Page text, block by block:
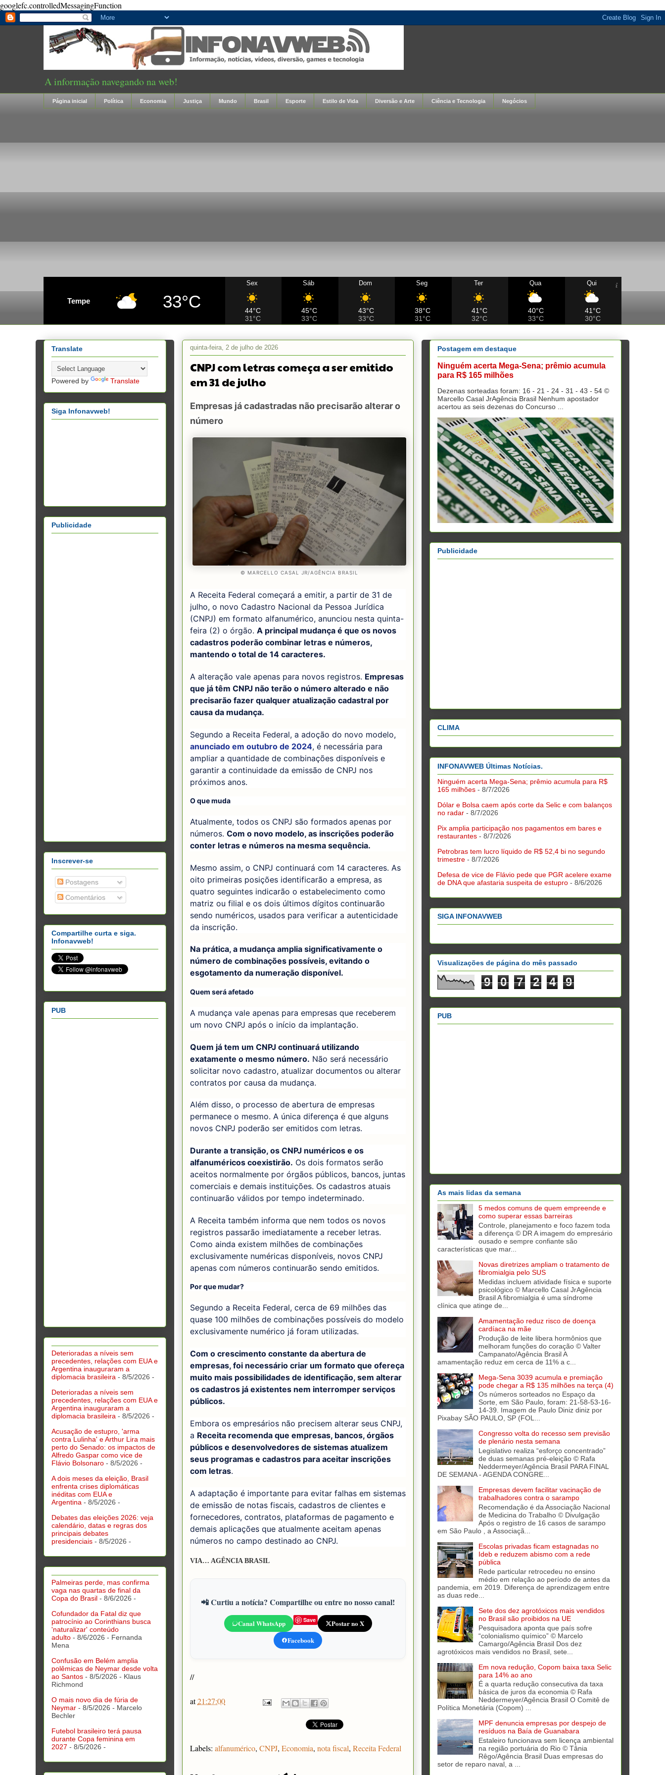
googlefc.controlledMessagingFunction
A informação navegando na web!
Página inicial Política Economia Justiça Mundo Brasil Esporte Estilo de Vida Diversão e Arte Ciência e Tecnologia Negócios
Tempe 33°C
Sex
44°C
31°C
Sáb
45°C
33°C
Dom
43°C
33°C
Seg
38°C
31°C
Ter
41°C
32°C
Qua
40°C
33°C
Qui
41°C
30°C
quinta-feira, 2 de julho de 2026
CNPJ com letras começa a ser emitido
em 31 de julho
Empresas já cadastradas não precisarão alterar o
número
© MARCELLO CASAL JR/AGÊNCIA BRASIL
A Receita Federal começará a emitir, a partir de 31 de
julho, o novo Cadastro Nacional da Pessoa Jurídica
(CNPJ) em formato alfanumérico, anunciou nesta quinta-
feira (2) o órgão. A principal mudança é que os novos
cadastros poderão combinar letras e números,
mantendo o total de 14 caracteres.
A alteração vale apenas para novos registros. Empresas
que já têm CNPJ não terão o número alterado e não
precisarão fazer qualquer atualização cadastral por
causa da mudança.
Segundo a Receita Federal, a adoção do novo modelo,
anunciado em outubro de 2024, é necessária para
ampliar a quantidade de combinações disponíveis e
garantir a continuidade da emissão de CNPJ nos
próximos anos.
O que muda
Atualmente, todos os CNPJ são formados apenas por
números. Com o novo modelo, as inscrições poderão
conter letras e números na mesma sequência.
Mesmo assim, o CNPJ continuará com 14 caracteres. As
oito primeiras posições identificarão a empresa, as
quatro seguintes indicarão o estabelecimento como
matriz ou filial e os dois últimos dígitos continuarão
sendo numéricos, usados para verificar a autenticidade
da inscrição.
Na prática, a mudança amplia significativamente o
número de combinações possíveis, evitando o
esgotamento da numeração disponível.
Quem será afetado
A mudança vale apenas para empresas que receberem
um novo CNPJ após o início da implantação.
Quem já tem um CNPJ continuará utilizando
exatamente o mesmo número. Não será necessário
solicitar novo cadastro, atualizar documentos ou alterar
contratos por causa da mudança.
Além disso, o processo de abertura de empresas
permanece o mesmo. A única diferença é que alguns
novos CNPJ poderão ser emitidos com letras.
Durante a transição, os CNPJ numéricos e os
alfanuméricos coexistirão. Os dois formatos serão
aceitos normalmente por órgãos públicos, bancos, juntas
comerciais e demais instituições. Os cadastros atuais
continuarão válidos por tempo indeterminado.
A Receita também informa que nem todos os novos
registros passarão imediatamente a receber letras.
Como ainda existem milhões de combinações
exclusivamente numéricas disponíveis, novos CNPJ
apenas com números continuarão sendo emitidos.
Por que mudar?
Segundo a Receita Federal, cerca de 69 milhões das
quase 100 milhões de combinações possíveis do modelo
exclusivamente numérico já foram utilizadas.
Com o crescimento constante da abertura de
empresas, foi necessário criar um formato que ofereça
muito mais possibilidades de identificação, sem alterar
os cadastros já existentes nem interromper serviços
públicos.
Embora os empresários não precisem alterar seus CNPJ,
a Receita recomenda que empresas, bancos, órgãos
públicos e desenvolvedores de sistemas atualizem
seus programas e cadastros para aceitar inscrições
com letras.
A adaptação é importante para evitar falhas em sistemas
de emissão de notas fiscais, cadastros de clientes e
fornecedores, contratos, plataformas de pagamento e
demais aplicações que atualmente aceitam apenas
números no campo destinado ao CNPJ.
VIA… AGÊNCIA BRASIL
📲 Curtiu a notícia? Compartilhe ou entre no nosso canal!
Canal WhatsApp Save
Postar no X
Facebook
//
at21:27:00
Labels: alfanumérico, CNPJ, Economia, nota fiscal, Receita Federal
Translate
Powered by Translate
Siga Infonavweb!
Publicidade
Inscrever-se
Postagens
Comentários
Compartilhe curta e siga.
Infonavweb!
PUB
Deterioradas a níveis sem
precedentes, relações com EUA e
Argentina inauguraram a
diplomacia brasileira - 8/5/2026 -
Deterioradas a níveis sem
precedentes, relações com EUA e
Argentina inauguraram a
diplomacia brasileira - 8/5/2026 -
Acusação de estupro, 'arma
contra Lulinha' e Arthur Lira mais
perto do Senado: os impactos de
Alfredo Gaspar como vice de
Flávio Bolsonaro - 8/5/2026 -
A dois meses da eleição, Brasil
enfrenta crises diplomáticas
inéditas com EUA e
Argentina - 8/5/2026 -
Debates das eleições 2026: veja
calendário, datas e regras dos
principais debates
presidenciais - 8/5/2026 -
Palmeiras perde, mas confirma
vaga nas quartas de final da
Copa do Brasil - 8/6/2026 -
Cofundador da Fatal diz que
patrocínio ao Corinthians busca
'naturalizar' conteúdo
adulto - 8/6/2026 - Fernanda
Mena
Confusão em Belém amplia
polêmicas de Neymar desde volta
ao Santos - 8/5/2026 - Klaus
Richmond
O mais novo dia de fúria de
Neymar - 8/5/2026 - Marcelo
Bechler
Futebol brasileiro terá pausa
durante Copa feminina em
2027 - 8/5/2026 -
Postagem em destaque
Ninguém acerta Mega-Sena; prêmio acumula
para R$ 165 milhões
Dezenas sorteadas foram: 16 - 21 - 24 - 31 - 43 - 54 ©
Marcello Casal JrAgência Brasil Nenhum apostador
acertou as seis dezenas do Concurso ...
Publicidade
CLIMA
INFONAVWEB Últimas Notícias.
Ninguém acerta Mega-Sena; prêmio acumula para R$
165 milhões - 8/7/2026
Dólar e Bolsa caem após corte da Selic e com balanços
no radar - 8/7/2026
Pix amplia participação nos pagamentos em bares e
restaurantes - 8/7/2026
Petrobras tem lucro líquido de R$ 52,4 bi no segundo
trimestre - 8/7/2026
Defesa de vice de Flávio pede que PGR acelere exame
de DNA que afastaria suspeita de estupro - 8/6/2026
SIGA INFONAVWEB
Visualizações de página do mês passado
9 0 7 2 4 9
PUB
As mais lidas da semana
5 medos comuns de quem empreende e
como superar essas barreiras
Controle, planejamento e foco fazem toda
a diferença © DR A imagem do empresário
ousado e sempre confiante são
características que mar...
Novas diretrizes ampliam o tratamento de
fibromialgia pelo SUS
Medidas incluem atividade física e suporte
psicológico © Marcello Casal JrAgência
Brasil A fibromialgia é uma síndrome
clínica que atinge de...
Amamentação reduz risco de doença
cardíaca na mãe
Produção de leite libera hormônios que
melhoram funções do coração © Valter
Campanato/Agência Brasil A
amamentação reduz em cerca de 11% a c...
Mega-Sena 3039 acumula e premiação
pode chegar a R$ 135 milhões na terça (4)
Os números sorteados no Espaço da
Sorte, em São Paulo, foram: 21-58-53-16-
14-39. Imagem de Paulo Diniz diniz por
Pixabay SÃO PAULO, SP (FOL...
Congresso volta do recesso sem previsão
de plenário nesta semana
Legislativo realiza “esforço concentrado”
de duas semanas pré-eleição © Rafa
Neddermeyer/Agência Brasil PARA FINAL
DE SEMANA - AGENDA CONGRE...
Empresas devem facilitar vacinação de
trabalhadores contra o sarampo
Recomendação é da Associação Nacional
de Medicina do Trabalho © Divulgação
Após o registro de 16 casos de sarampo
em São Paulo , a Associaçã...
Escolas privadas ficam estagnadas no
Ideb e reduzem abismo com a rede
pública
Rede particular retrocedeu no ensino
médio em relação ao período de antes da
pandemia, em 2019. Diferença de aprendizagem entre
as duas rede...
Sete dos dez agrotóxicos mais vendidos
no Brasil são proibidos na UE
Pesquisadora aponta que país sofre
“colonialismo químico” © Marcelo
Camargo/Agência Brasil Dos dez
agrotóxicos mais vendidos no Brasil, sete...
Em nova redução, Copom baixa taxa Selic
para 14% ao ano
É a quarta redução consecutiva da taxa
básica de juros da economia © Rafa
Neddermeyer/Agência Brasil O Comitê de
Política Monetária (Copom) ...
MPF denuncia empresas por despejo de
resíduos na Baía de Guanabara
Estaleiro funcionava sem licença ambiental
na região portuária do Rio © Tânia
Rêgo/Agência Brasil Duas empresas do
setor de reparo naval, a ...